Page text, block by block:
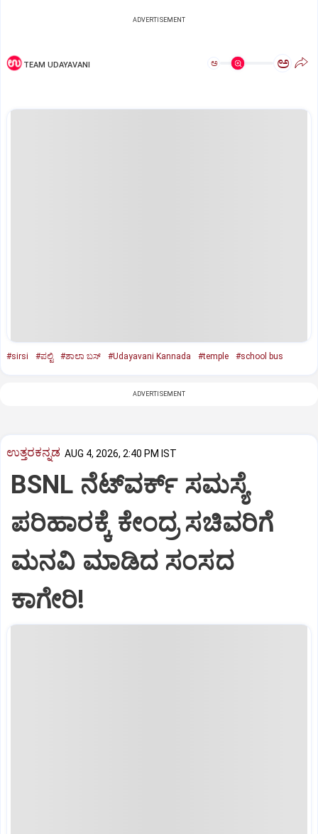
ADVERTISEMENT
TEAM UDAYAVANI ಅ ಅ
#sirsi #ಪಲ್ಟಿ #ಶಾಲಾ ಬಸ್‌ #Udayavani Kannada #temple #school bus
ADVERTISEMENT
ಉತ್ತರಕನ್ನಡ AUG 4, 2026, 2:40 PM IST
BSNL ನೆಟ್‌ವರ್ಕ್ ಸಮಸ್ಯೆ
ಪರಿಹಾರಕ್ಕೆ ಕೇಂದ್ರ ಸಚಿವರಿಗೆ
ಮನವಿ ಮಾಡಿದ ಸಂಸದ
ಕಾಗೇರಿ!